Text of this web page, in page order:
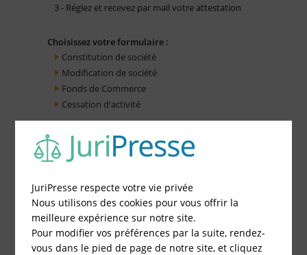
3 - Réglez et recevez par mail votre attestation
Choisissez votre formulaire :
Constitution de société
Modification de société
Fonds de Commerce
Cessation d'activité
JuriPresse respecte votre vie privée
Nous utilisons des cookies pour vous offrir la
meilleure expérience sur notre site.
Pour modifier vos préférences par la suite, rendez-
vous dans le pied de page de notre site, et cliquez